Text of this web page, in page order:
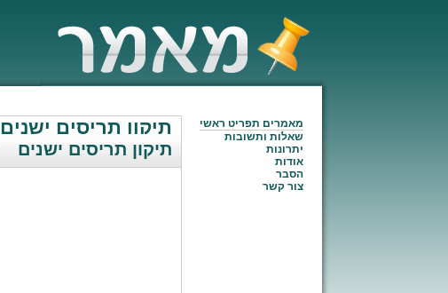
תיקון תריסים ישנים
תיקון תריסים ישנים
מאמרים תפריט ראשי
שאלות ותשובות
יתרונות
אודות
הסבר
צור קשר